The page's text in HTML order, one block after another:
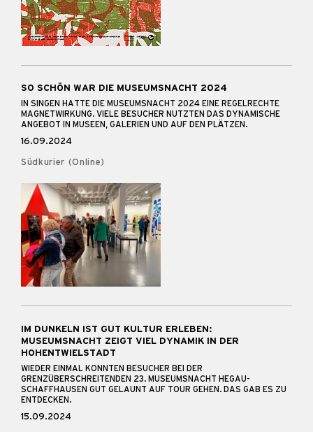
SO SCHÖN WAR DIE MUSEUMSNACHT 2024
IN SINGEN HATTE DIE MUSEUMSNACHT 2024 EINE REGELRECHTE
MAGNETWIRKUNG. VIELE BESUCHER NUTZTEN DAS DYNAMISCHE
ANGEBOT IN MUSEEN, GALERIEN UND AUF DEN PLÄTZEN.
16.09.2024
Südkurier (Online)
IM DUNKELN IST GUT KULTUR ERLEBEN:
MUSEUMSNACHT ZEIGT VIEL DYNAMIK IN DER
HOHENTWIELSTADT
WIEDER EINMAL KONNTEN BESUCHER BEI DER
GRENZÜBERSCHREITENDEN 23. MUSEUMSNACHT HEGAU-
SCHAFFHAUSEN GUT GELAUNT AUF TOUR GEHEN. DAS GAB ES ZU
ENTDECKEN.
15.09.2024